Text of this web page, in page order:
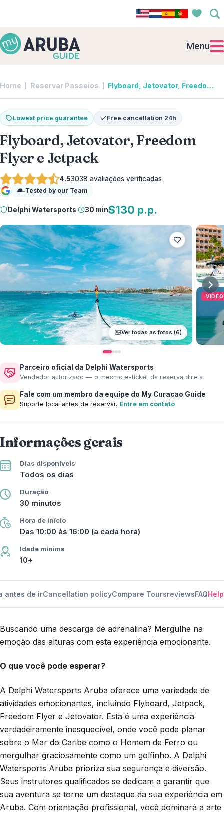
Menu
Home Reservar Passeios Flyboard, Jetovator, Freedom Flyer e Jetpack | Delphi Watersports
Lowest price guarantee Free cancellation 24h
Flyboard, Jetovator, Freedom
Flyer e Jetpack
4.53038 avaliações verificadas
Google
Tested by our Team
Delphi Watersports· 30 min$130 p.p.
Ver todas as fotos (6)
VIDEO
Parceiro oficial da Delphi Watersports
Vendedor autorizado — o mesmo e-ticket da reserva direta
Fale com um membro da equipe do My Curacao Guide
Suporte local antes de reservar. Entre em contato
Informações gerais
Dias disponíveis
Todos os dias
Duração
30 minutos
Hora de início
Das 10:00 às 16:00 (a cada hora)
Idade mínima
10+
antes de irCancellation policyCompare ToursreviewsFAQHelp
Buscando uma descarga de adrenalina? Mergulhe na
emoção das alturas com esta experiência emocionante.
O que você pode esperar?
A Delphi Watersports Aruba oferece uma variedade de
atividades emocionantes, incluindo Flyboard, Jetpack,
Freedom Flyer e Jetovator. Esta é uma experiência
verdadeiramente inesquecível, onde você pode planar
sobre o Mar do Caribe como o Homem de Ferro ou
mergulhar graciosamente como um golfinho. A Delphi
Watersports Aruba prioriza sua segurança e diversão.
Seus instrutores qualificados se dedicam a garantir que
sua aventura se torne um destaque da sua experiência em
Aruba. Com orientação profissional, você dominará a arte